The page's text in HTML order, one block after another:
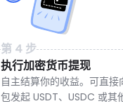
第 4 步
执行加密货币提现
自主结算你的收益。可直
包发起 USDT、USDC 或其